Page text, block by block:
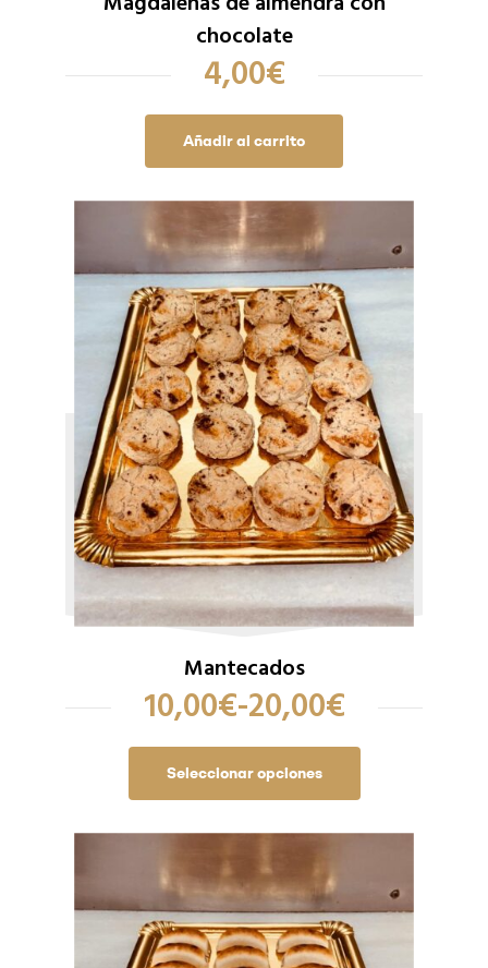
chocolate
4,00€
Añadir al carrito
Mantecados
10,00€-20,00€
Seleccionar opciones